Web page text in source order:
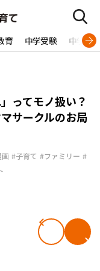
育 中学受験 中学生
ってモノ扱い？
サークルのお局
#子育て #ファミリー #